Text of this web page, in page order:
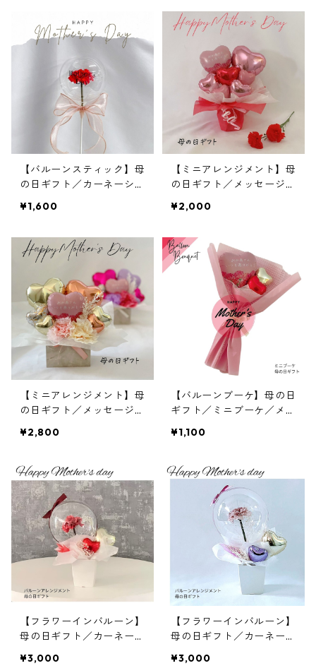
【バルーンスティック】母
の日ギフト／カーネーショ
¥1,600
【ミニアレンジメント】母
の日ギフト／メッセージ入
¥2,000
【ミニアレンジメント】母
の日ギフト／メッセージ入
¥2,800
【バルーンブーケ】母の日
ギフト／ミニブーケ／メッ
¥1,100
【フラワーインバルーン】
母の日ギフト／カーネーシ
¥3,000
【フラワーインバルーン】
母の日ギフト／カーネーシ
¥3,000